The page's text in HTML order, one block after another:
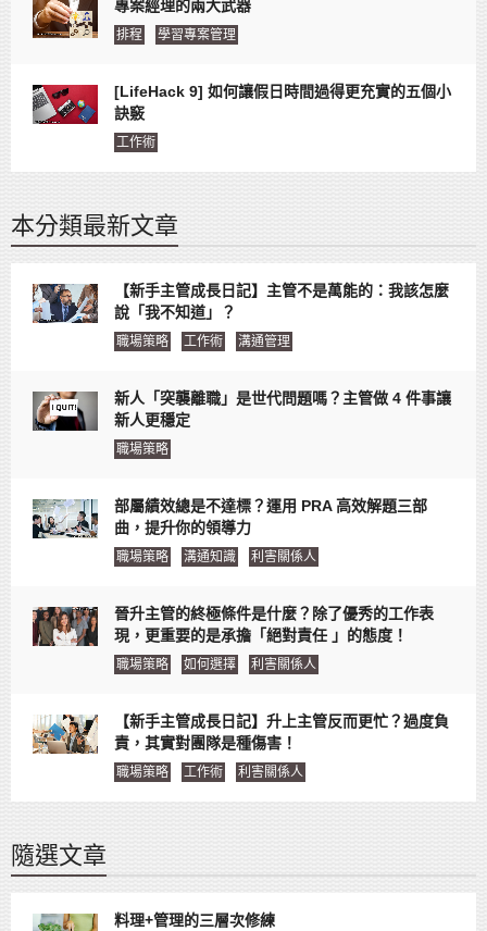
專案經理的兩大武器
排程 學習專案管理
[LifeHack 9] 如何讓假日時間過得更充實的五個小
訣竅
工作術
本分類最新文章
【新手主管成長日記】主管不是萬能的：我該怎麼
說「我不知道」？
職場策略 工作術 溝通管理
新人「突襲離職」是世代問題嗎？主管做 4 件事讓
新人更穩定
職場策略
部屬績效總是不達標？運用 PRA 高效解題三部
曲，提升你的領導力
職場策略 溝通知識 利害關係人
晉升主管的終極條件是什麼？除了優秀的工作表
現，更重要的是承擔「絕對責任 」的態度！
職場策略 如何選擇 利害關係人
【新手主管成長日記】升上主管反而更忙？過度負
責，其實對團隊是種傷害！
職場策略 工作術 利害關係人
隨選文章
料理+管理的三層次修練